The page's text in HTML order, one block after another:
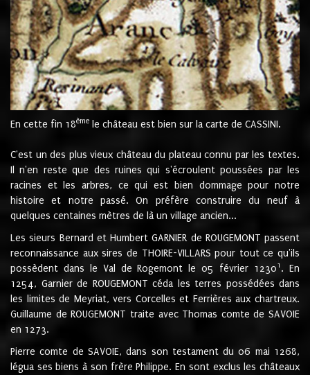
En cette fin 18ème le château est bien sur la carte de CASSINI.
C'est un des plus vieux château du plateau connu par les textes.
Il n'en reste que des ruines qui s'écroulent poussées par les
racines et les arbres, ce qui est bien dommage pour notre
histoire et notre passé. On préfère construire du neuf à
quelques centaines mètres de là un village ancien...
Les sieurs Bernard et Humbert GARNIER de ROUGEMONT passent
reconnaissance aux sires de THOIRE-VILLARS pour tout ce qu'ils
possèdent dans le Val de Rogemont le 05 février 12301 . En
1254, Garnier de ROUGEMONT céda les terres possédées dans
les limites de Meyriat, vers Corcelles et Ferrières aux chartreux.
Guillaume de ROUGEMONT traite avec Thomas comte de SAVOIE
en 1273.
Pierre comte de SAVOIE, dans son testament du 06 mai 1268,
légua ses biens à son frère Philippe. En sont exclus les châteaux